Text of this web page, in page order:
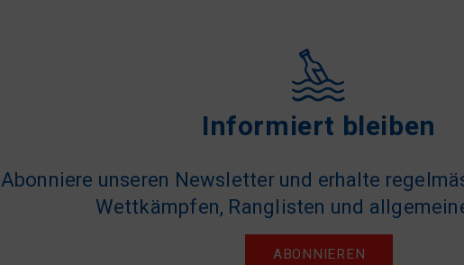
Informiert bleiben
Abonniere unseren Newsletter und erhalte
Wettkämpfen, Ranglisten und
ABONNIEREN